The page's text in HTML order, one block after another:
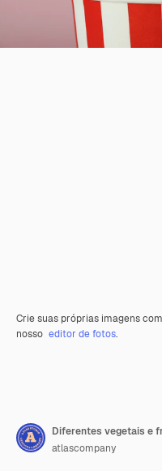
Crie suas próprias imagens
nosso editor de fotos.
atlascompany